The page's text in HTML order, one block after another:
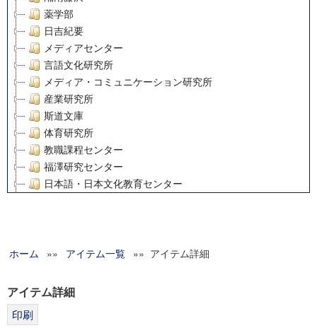
薬学部
日吉紀要
メディアセンター
言語文化研究所
メディア・コミュニケーション研究所
産業研究所
斯道文庫
体育研究所
教職課程センター
福澤研究センター
日本語・日本文化教育センター
グローバルリサーチインスティテュート
科学研究費補助金研究成果報告書
ホーム »» アイテム一覧 »» アイテム詳細
アイテム詳細